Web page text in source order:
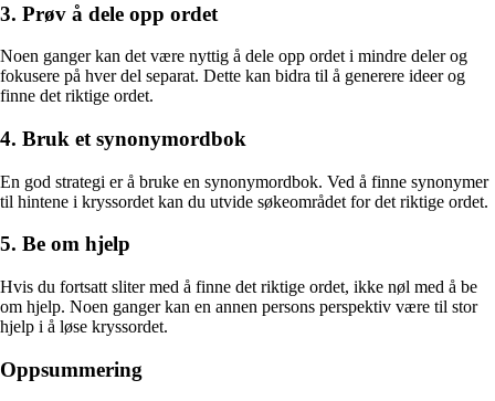
3. Prøv å dele opp ordet
Noen ganger kan det være nyttig å dele opp ordet i mindre deler og
fokusere på hver del separat. Dette kan bidra til å generere ideer og
finne det riktige ordet.
4. Bruk et synonymordbok
En god strategi er å bruke en synonymordbok. Ved å finne synonymer
til hintene i kryssordet kan du utvide søkeområdet for det riktige ordet.
5. Be om hjelp
Hvis du fortsatt sliter med å finne det riktige ordet, ikke nøl med å be
om hjelp. Noen ganger kan en annen persons perspektiv være til stor
hjelp i å løse kryssordet.
Oppsummering